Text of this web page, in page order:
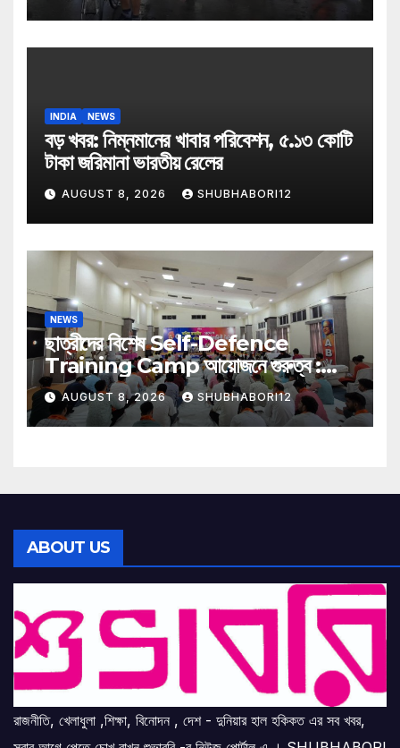
INDIA NEWS
বড় খবর: নিম্নমানের খাবার পরিবেশন, ৫.১৩ কোটি
টাকা জরিমানা ভারতীয় রেলের
AUGUST 8, 2026 SHUBHABORI12
NEWS
ছাত্রীদের বিশেষ Self-Defence
Training Camp আয়োজনে গুরুত্ব :
নীলকণ্ঠ ভট্টাচার্য
AUGUST 8, 2026 SHUBHABORI12
ABOUT US
রাজনীতি, খেলাধুলা ,শিক্ষা, বিনোদন , দেশ - দুনিয়ার হাল হকিকত এর সব খবর,